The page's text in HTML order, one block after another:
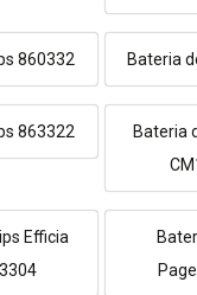
860332 Bateria
863322
Bateria
Efficia